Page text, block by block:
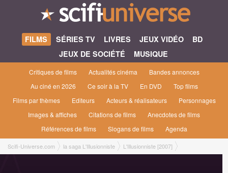
FILMS SÉRIES TV LIVRES JEUX VIDÉO
BD
JEUX DE SOCIÉTÉ
MUSIQUE
Critiques de films Actualités cinéma
Bandes annonces
Au ciné en 2026
Ce soir à la TV En DVD
Top films
Films par thèmes
Editeurs Acteurs & réalisateurs
Personnages
Images & affiches
Citations de films
Anecdotes de films
Références de films
Slogans de films Agenda
Scifi-Universe.com la saga L'Illusionniste L'Illusionniste [2007]